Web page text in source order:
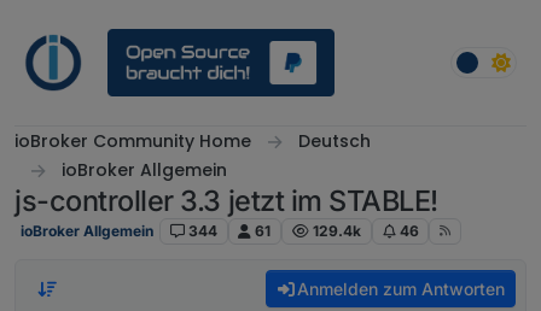
ioBroker Community Home
Deutsch
ioBroker Allgemein
js-controller 3.3 jetzt im STABLE!
ioBroker Allgemein 344 61 129.4k 46
Anmelden zum Antworten